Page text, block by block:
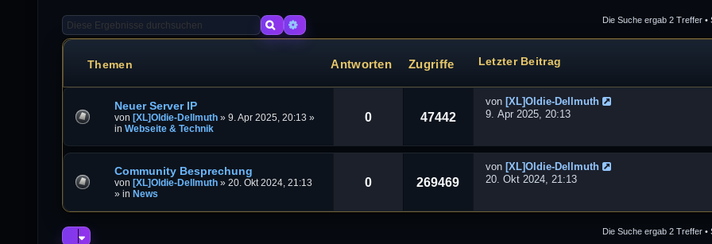
SucheErweiterte Suche Die Suche ergab 2 Treffer •
Themen Antworten Zugriffe Letzter Beitrag
Neuer Server IP
von [XL]Oldie-Dellmuth »9. Apr 2025, 20:13 »
inWebseite & Technik
0 47442
von [XL]Oldie-Dellmuth
9. Apr 2025, 20:13
Community Besprechung
von [XL]Oldie-Dellmuth »20. Okt 2024, 21:13
» in News
0 269469
von [XL]Oldie-Dellmuth
20. Okt 2024, 21:13
Die Suche ergab 2 Treffer •